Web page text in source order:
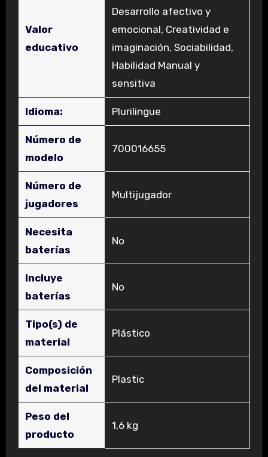
Valor
educativo
Desarrollo afectivo y
emocional, Creatividad e
imaginación, Sociabilidad,
Habilidad Manual y
sensitiva
Idioma: ‎Plurilingue
Número de
modelo
‎700016655
Número de
jugadores
‎Multijugador
Necesita
baterías
‎No
Incluye
baterías
‎No
Tipo(s) de
material
‎Plástico
Composición
del material
‎Plastic
Peso del
producto
‎1,6 kg